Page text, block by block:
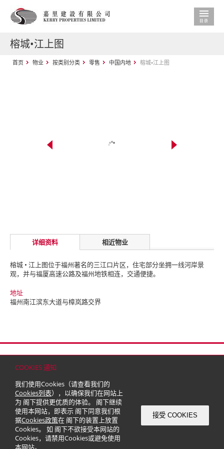
COOKIES 通知
我们使用Cookies（请查看我们的
Cookies列表），以确保我们在网站上
为 阁下提供更优质的体验。 阁下继续
使用本网站，即表示 阁下同意我们根
据Cookies政策在 阁下的装置上放置
Cookies。 如 阁下不欲接受本网站的
Cookies，请禁用Cookies或避免使用
本网站。
接受 COOKIES
榕城•江上图
首页 物业 按类别分类 零售 中国内地 榕城•江上图
详细资料 相近物业
榕城 • 江上图位于福州著名的三江口片区，住宅部分坐拥一线河岸景
观，并与福厦高速公路及福州地铁相连，交通便捷。
地址
福州南江滨东大道与樟岚路交界
© 2026 嘉里建设有限公司 (于百慕达注册成立之有限公司)